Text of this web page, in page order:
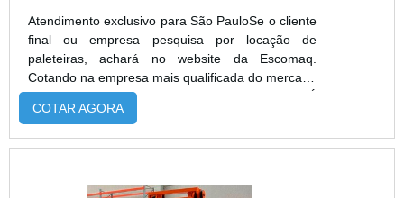
Atendimento exclusivo para São PauloSe o cliente
final ou empresa pesquisa por locação de
paleteiras, achará no website da Escomaq.
Cotando na empresa mais qualificada do mercado
e achando a melhor referência em qualidade.É
importante lembrar que o serviço deve sempre
segmento. Esse tipo de cuidado ajuda a garantir a
evitar prejuízos com imprevistos e execuções mal
COTAR AGORA